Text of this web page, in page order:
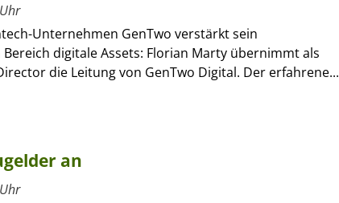
Unternehmen GenTwo verstärkt sein
digitale Assets: Florian Marty übernimmt als
die Leitung von GenTwo Digital. Der erfahrene...
an